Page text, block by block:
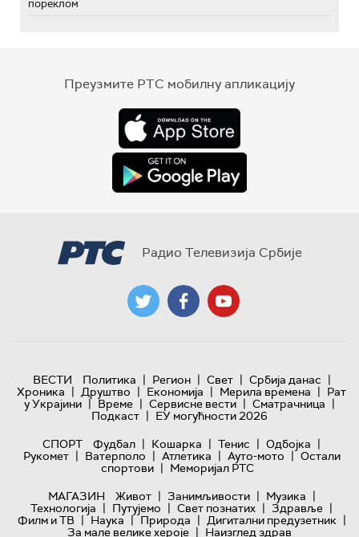
пореклом
Преузмите РТС мобилну апликацију
Радио Телевизија Србије
ВЕСТИ Политика | Регион | Свет | Србија данас |
Хроника | Друштво | Економија | Мерила времена | Рат
у Украјини | Време | Сервисне вести | Сматрачница |
Подкаст | ЕУ могућности 2026
СПОРТ
Фудбал | Кошарка | Тенис | Одбојка |
Рукомет | Ватерполо | Атлетика | Ауто-мото | Остали
спортови | Меморијал РТС
МАГАЗИН
Живот | Занимљивости | Музика |
Технологијa | Путујемо | Свет познатих | Здравље |
Филм и ТВ | Наука | Природа | Дигитални предузетник |
За мале велике хероје | Наизглед здрав